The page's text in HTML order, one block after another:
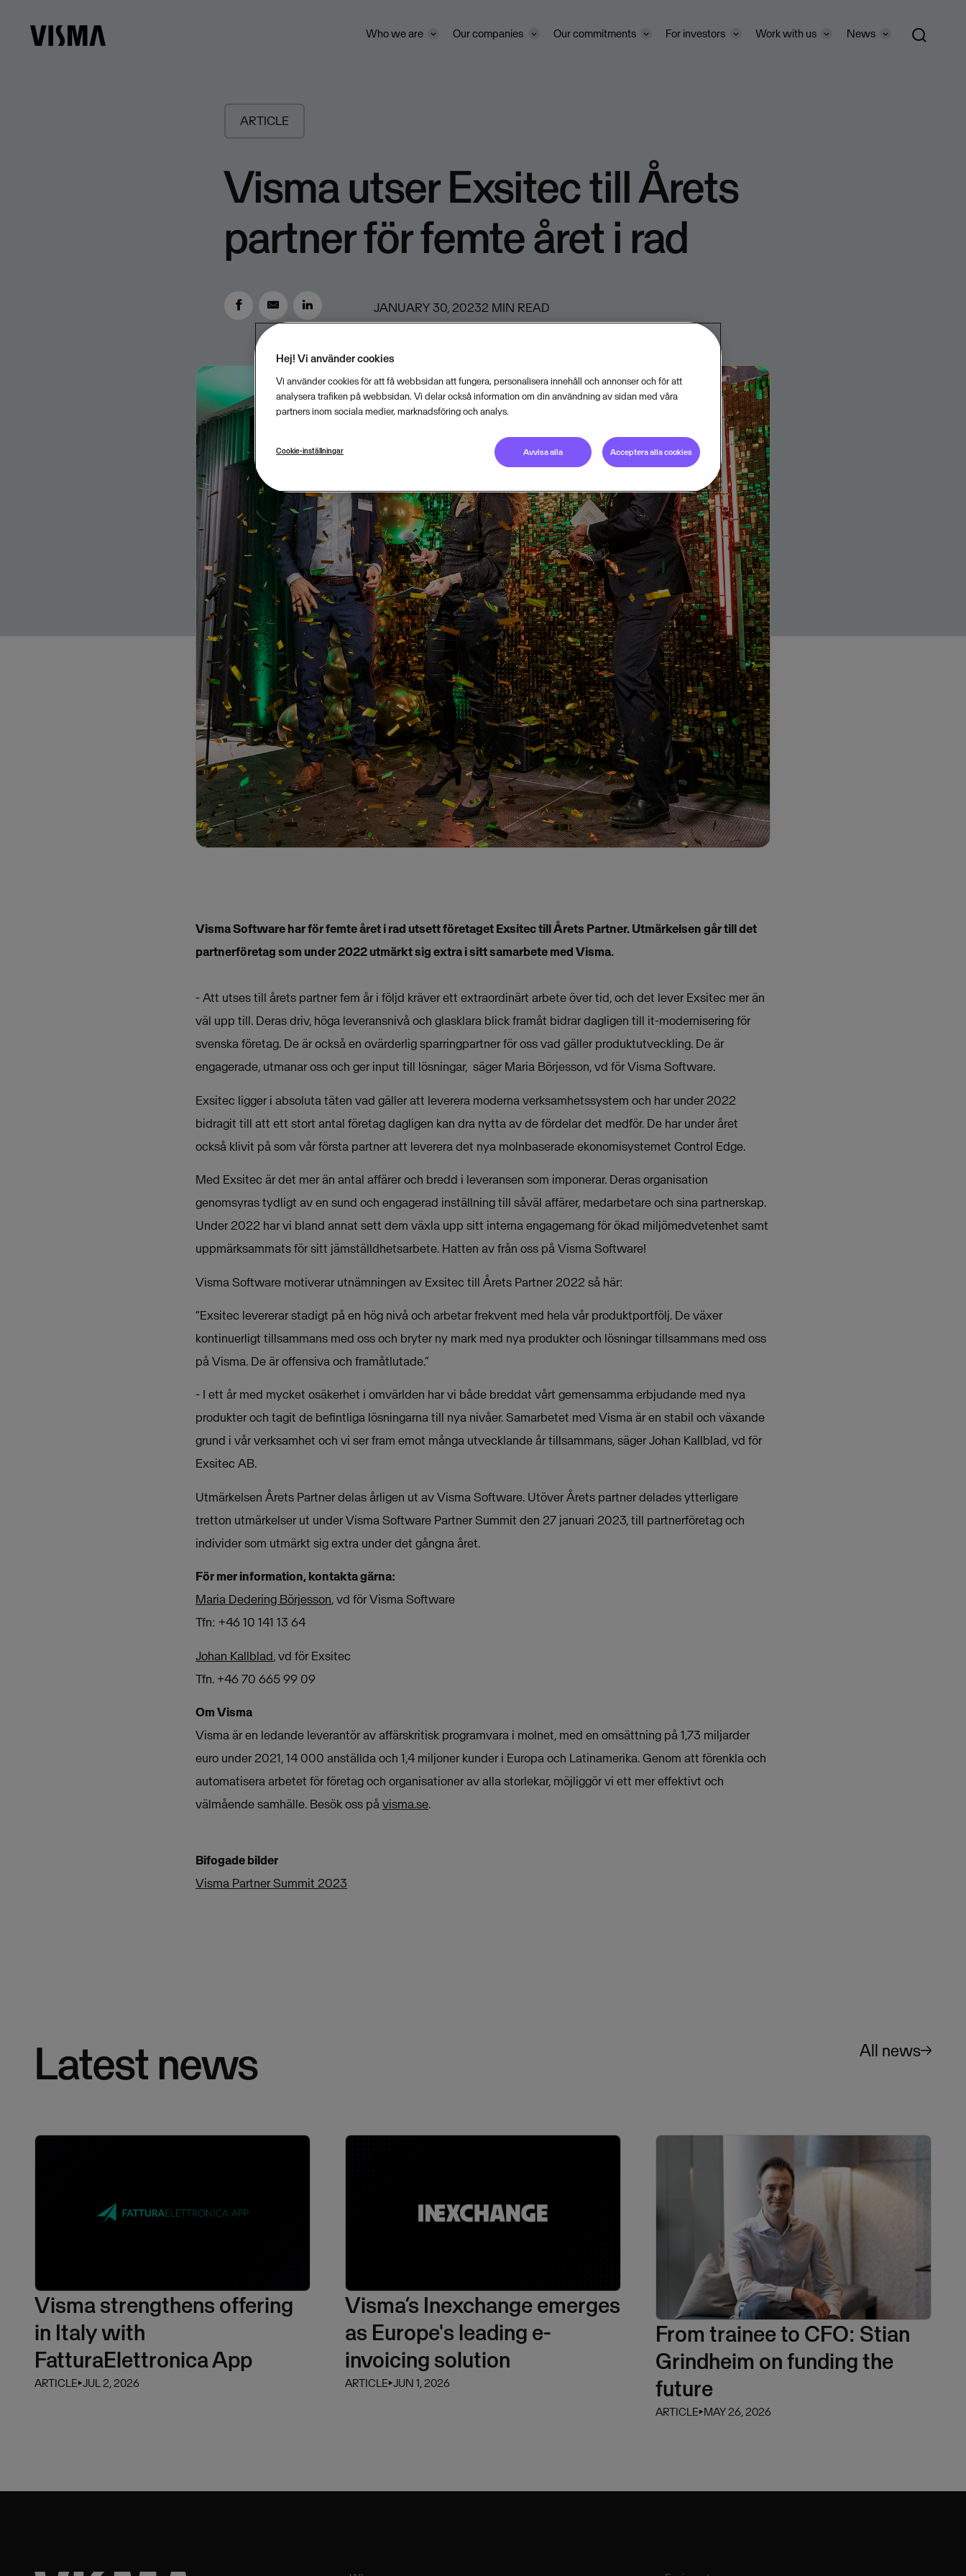
Who we are Our companies Our commitments For investors Work with us News
ARTICLE
Visma utser Exsitec till Årets
partner för femte året i rad
JANUARY 30, 20232 MIN READ
Visma Software har för femte året i rad utsett företaget Exsitec till Årets Partner. Utmärkelsen går till det
partnerföretag som under 2022 utmärkt sig extra i sitt samarbete med Visma.
- Att utses till årets partner fem år i följd kräver ett extraordinärt arbete över tid, och det lever Exsitec mer än
väl upp till. Deras driv, höga leveransnivå och glasklara blick framåt bidrar dagligen till it-modernisering för
svenska företag. De är också en ovärderlig sparringpartner för oss vad gäller produktutveckling. De är
engagerade, utmanar oss och ger input till lösningar, säger Maria Börjesson, vd för Visma Software.
Exsitec ligger i absoluta täten vad gäller att leverera moderna verksamhetssystem och har under 2022
bidragit till att ett stort antal företag dagligen kan dra nytta av de fördelar det medför. De har under året
också klivit på som vår första partner att leverera det nya molnbaserade ekonomisystemet Control Edge.
Med Exsitec är det mer än antal affärer och bredd i leveransen som imponerar. Deras organisation
genomsyras tydligt av en sund och engagerad inställning till såväl affärer, medarbetare och sina partnerskap.
Under 2022 har vi bland annat sett dem växla upp sitt interna engagemang för ökad miljömedvetenhet samt
uppmärksammats för sitt jämställdhetsarbete. Hatten av från oss på Visma Software!
Visma Software motiverar utnämningen av Exsitec till Årets Partner 2022 så här:
“Exsitec levererar stadigt på en hög nivå och arbetar frekvent med hela vår produktportfölj. De växer
kontinuerligt tillsammans med oss och bryter ny mark med nya produkter och lösningar tillsammans med oss
på Visma. De är offensiva och framåtlutade.”
- I ett år med mycket osäkerhet i omvärlden har vi både breddat vårt gemensamma erbjudande med nya
produkter och tagit de befintliga lösningarna till nya nivåer. Samarbetet med Visma är en stabil och växande
grund i vår verksamhet och vi ser fram emot många utvecklande år tillsammans, säger Johan Kallblad, vd för
Exsitec AB.
Utmärkelsen Årets Partner delas årligen ut av Visma Software. Utöver Årets partner delades ytterligare
tretton utmärkelser ut under Visma Software Partner Summit den 27 januari 2023, till partnerföretag och
individer som utmärkt sig extra under det gångna året.
För mer information, kontakta gärna:
Maria Dedering Börjesson, vd för Visma Software
Tfn: +46 10 141 13 64
Johan Kallblad, vd för Exsitec
Tfn. +46 70 665 99 09
Om Visma
Visma är en ledande leverantör av affärskritisk programvara i molnet, med en omsättning på 1,73 miljarder
euro under 2021, 14 000 anställda och 1,4 miljoner kunder i Europa och Latinamerika. Genom att förenkla och
automatisera arbetet för företag och organisationer av alla storlekar, möjliggör vi ett mer effektivt och
välmående samhälle. Besök oss påvisma.se.
Bifogade bilder
Visma Partner Summit 2023
Latest news All news
Visma strengthens offering
in Italy with
FatturaElettronica App
ARTICLE⏵JUL 2, 2026
Visma’s Inexchange emerges
as Europe's leading e-
invoicing solution
ARTICLE⏵JUN 1, 2026
From trainee to CFO: Stian
Grindheim on funding the
future
ARTICLE⏵MAY 26, 2026
Hej! Vi använder cookies
Vi använder cookies för att få webbsidan att fungera, personalisera innehåll och annonser och för att
analysera trafiken på webbsidan. Vi delar också information om din användning av sidan med våra
partners inom sociala medier, marknadsföring och analys.
Cookie-inställningar Avvisa alla Acceptera alla cookies